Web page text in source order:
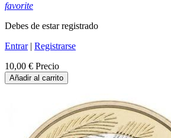
favorite
Debes de estar registrado
Entrar| Registrarse
10,00 € Precio
Añadir al carrito